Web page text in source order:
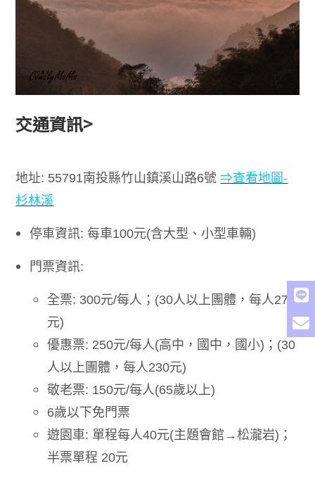
交通資訊>
地址: 55791南投縣竹山鎮溪山路6號⇒查看地圖-
杉林溪
停車資訊:每車100元(含大型、小型車輛)
門票資訊:
全票: 300元/每人； (30人以上團體，每人270
元)
優惠票: 250元/每人(高中，國中，國小) ； (30
人以上團體，每人230元)
敬老票: 150元/每人(65歲以上)
6歲以下免門票
遊園車: 單程每人40元(主題會館→松瀧岩) ；
半票單程 20元